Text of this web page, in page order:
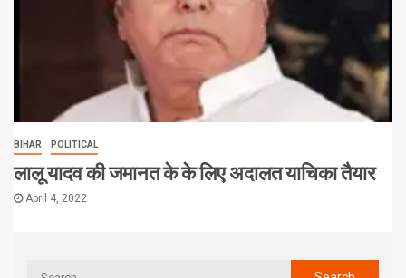
BIHAR POLITICAL
लालू यादव की जमानत के के लिए अदालत याचिका तैयार
April 4, 2022